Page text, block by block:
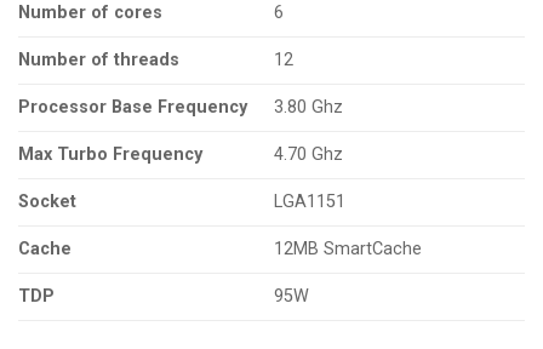
Number of cores 6
Number of threads 12
Processor Base Frequency 3.80 Ghz
Max Turbo Frequency 4.70 Ghz
Socket LGA1151
Cache 12MB SmartCache
TDP 95W